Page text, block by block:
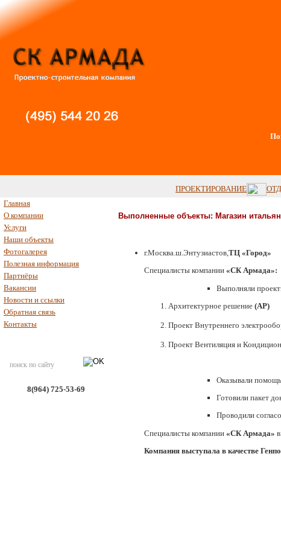
ПРОЕКТИРОВАНИЕ
Главная
О компании
Услуги
Наши объекты
Фотогалерея
Полезная информация
Партнёры
Вакансии
Новости и ссылки
Обратная связь
Контакты
8(964) 725-53-69
Выполненные объекты: Магазин
г.Москва.ш.Энтузиастов, ТЦ «Город»
Специалисты компании «СК Армада»:
Выполняли
Архитектурное решение (АР)
Проект Внутреннего
Проект Вентиляция и
Оказывали
Готовили пакет
Проводили
Специалисты компании «СК Армада»
Компания выступала в качестве